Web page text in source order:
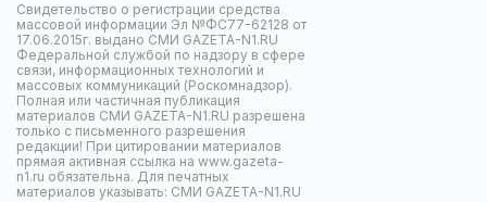
Свидетельство о регистрации средства
массовой информации Эл №ФС77-62128 от
17.06.2015г. выдано СМИ GAZETA-N1.RU
Федеральной службой по надзору в сфере
связи, информационных технологий и
массовых коммуникаций (Роскомнадзор).
Полная или частичная публикация
материалов СМИ GAZETA-N1.RU разрешена
только с письменного разрешения
редакции! При цитировании материалов
прямая активная ссылка на www.gazeta-
n1.ru обязательна. Для печатных
материалов указывать: СМИ GAZETA-N1.RU